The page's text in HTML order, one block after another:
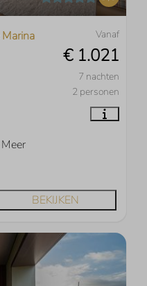
Vanaf
€ 1.021
7 nachten
2 personen
BEKIJKEN